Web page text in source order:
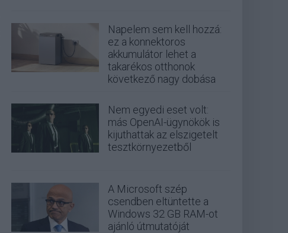
Napelem sem kell hozzá:
ez a konnektoros
akkumulátor lehet a
takarékos otthonok
következő nagy dobása
Nem egyedi eset volt:
más OpenAI-ügynökök is
kijuthattak az elszigetelt
tesztkörnyezetből
A Microsoft szép
csendben eltüntette a
Windows 32 GB RAM-ot
ajánló útmutatóját